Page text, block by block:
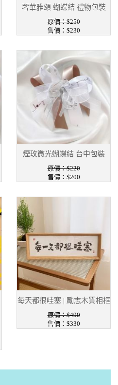
奢華雅頌 蝴蝶結 禮物包裝
原價：$250
售價：$230
煙玫微光蝴蝶結 台中包裝
原價：$220
售價：$200
每天都很哇塞 | 勵志木質相框
原價：$490
售價：$330